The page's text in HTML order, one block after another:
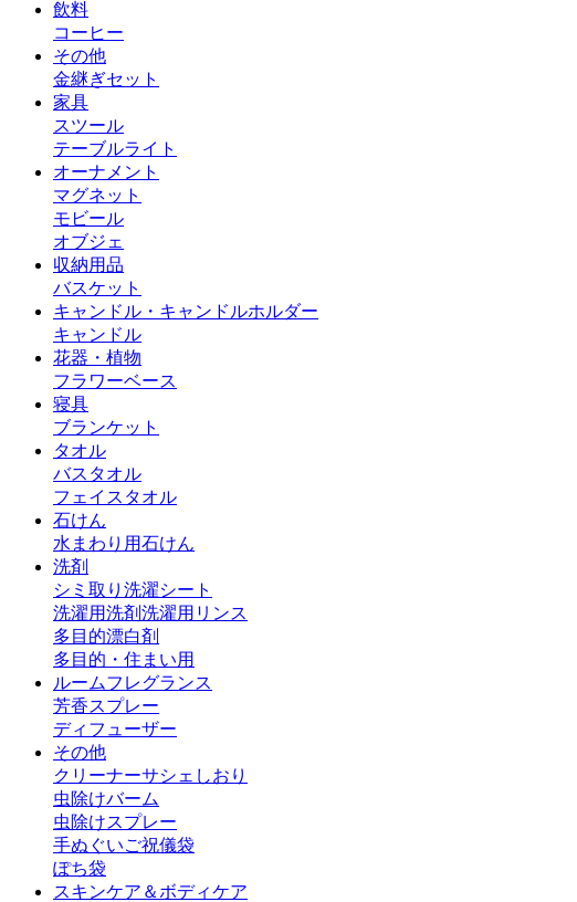
飲料
コーヒー
その他
金継ぎセット
家具
スツール
テーブルライト
オーナメント
マグネット
モビール
オブジェ
収納用品
バスケット
キャンドル・キャンドルホルダー
キャンドル
花器・植物
フラワーベース
寝具
ブランケット
タオル
バスタオル
フェイスタオル
石けん
水まわり用石けん
洗剤
シミ取り 洗濯シート
洗濯用洗剤洗濯用リンス
多目的漂白剤
多目的・住まい用
ルームフレグランス
芳香スプレー
ディフューザー
その他
クリーナーサシェ しおり
虫除けバーム
虫除けスプレー
手ぬぐいご祝儀袋
ぽち袋
スキンケア＆ボディケア